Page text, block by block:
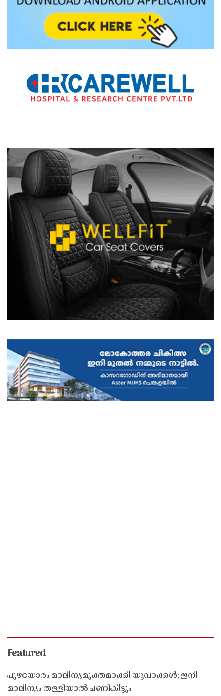
Featured
പുഴയോരം മാലിന്യമുക്തമാക്കി യുവാക്കൾ; ഇനി
മാലിന്യം തള്ളിയാൽ പണികിട്ടും